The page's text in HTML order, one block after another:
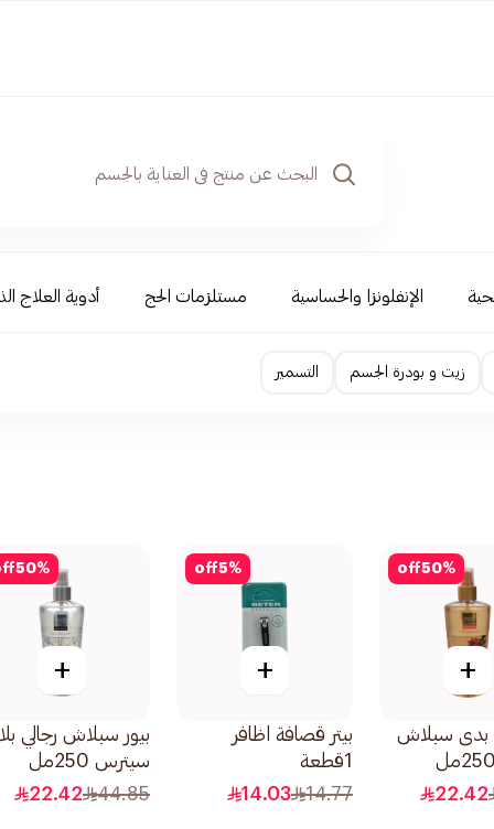
الإنفلونزا والحساسية مستلزمات الحج أدوية العلاج
زيت و بودرة الجسم التسمير
50%
off
+
بدى سبلاش
22.42
5%
off
+
بيتر قصافة اظافر
1قطعة
14.77
14.03
50%
+
بيور سبلاش رجالي
سيترس 250مل
44.85
22.42